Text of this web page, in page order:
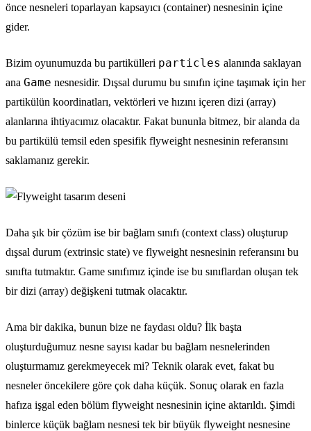
önce nesneleri toparlayan kapsayıcı (container) nesnesinin içine
gider.
Bizim oyunumuzda bu partikülleri particles alanında saklayan
ana Game nesnesidir. Dışsal durumu bu sınıfın içine taşımak için her
partikülün koordinatları, vektörleri ve hızını içeren dizi (array)
alanlarına ihtiyacımız olacaktır. Fakat bununla bitmez, bir alanda da
bu partikülü temsil eden spesifik flyweight nesnesinin referansını
saklamanız gerekir.
Daha şık bir çözüm ise bir bağlam sınıfı (context class) oluşturup
dışsal durum (extrinsic state) ve flyweight nesnesinin referansını bu
sınıfta tutmaktır. Game sınıfımız içinde ise bu sınıflardan oluşan tek
bir dizi (array) değişkeni tutmak olacaktır.
Ama bir dakika, bunun bize ne faydası oldu? İlk başta
oluşturduğumuz nesne sayısı kadar bu bağlam nesnelerinden
oluşturmamız gerekmeyecek mi? Teknik olarak evet, fakat bu
nesneler öncekilere göre çok daha küçük. Sonuç olarak en fazla
hafıza işgal eden bölüm flyweight nesnesinin içine aktarıldı. Şimdi
binlerce küçük bağlam nesnesi tek bir büyük flyweight nesnesine